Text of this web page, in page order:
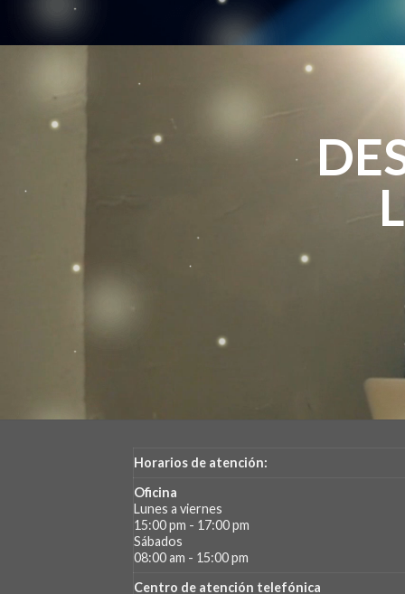
Horarios de atención:
Oficina
Lunes a viernes
15:00 pm - 17:00 pm
Sábados
08:00 am - 15:00 pm
Centro de atención telefónica